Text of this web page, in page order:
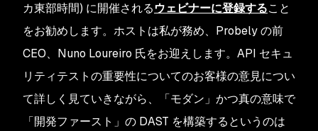
カ東部時間) に開催されるウェビナーに登録すること
をお勧めします。ホストは私が務め、Probely の前
CEO、Nuno Loureiro 氏をお迎えします。API セキュ
リティテストの重要性についてのお客様の意見につい
て詳しく見ていきながら、「モダン」かつ真の意味で
「開発ファースト」の DAST を構築するというのは